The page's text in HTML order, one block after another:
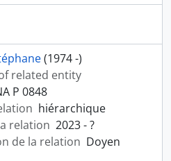
(1974 -)
related entity
P 0848
hiérarchique
relation 2023 - ?
de la relation Doyen